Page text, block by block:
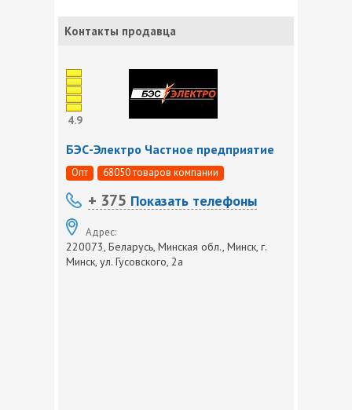
Контакты продавца
4.9
БЭС-Электро Частное предприятие
Опт 68050 товаров компании
+ 375 Показать телефоны
Адрес:
220073, Беларусь, Минская обл., Минск, г.
Минск, ул. Гусовского, 2а